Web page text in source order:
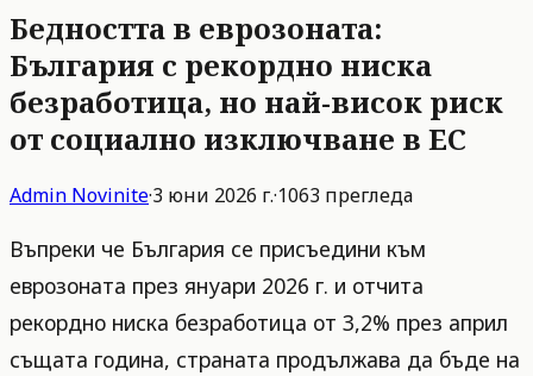
Бедността в еврозоната:
България с рекордно ниска
безработица, но най-висок риск
от социално изключване в ЕС
Admin Novinite·3 юни 2026 г.·1063 прегледа
Въпреки че България се присъедини към
еврозоната през януари 2026 г. и отчита
рекордно ниска безработица от 3,2% през април
същата година, страната продължава да бъде на